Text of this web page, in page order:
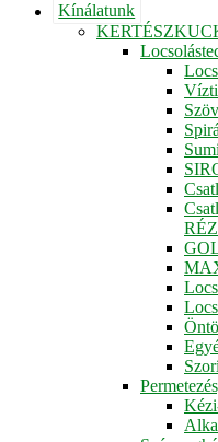
Kínálatunk